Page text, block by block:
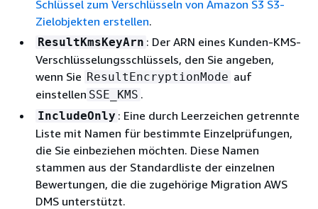
Schlüssel zum Verschlüsseln von Amazon S3 S3-
Zielobjekten erstellen.
ResultKmsKeyArn : Der ARN eines Kunden-KMS-
Verschlüsselungsschlüssels, den Sie angeben,
wenn Sie ResultEncryptionMode auf
einstellen SSE_KMS .
IncludeOnly : Eine durch Leerzeichen getrennte
Liste mit Namen für bestimmte Einzelprüfungen,
die Sie einbeziehen möchten. Diese Namen
stammen aus der Standardliste der einzelnen
Bewertungen, die die zugehörige Migration AWS
DMS unterstützt.